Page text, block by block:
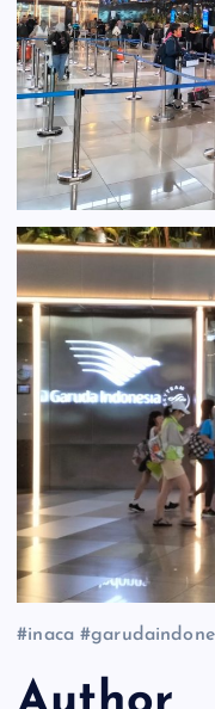
#inaca